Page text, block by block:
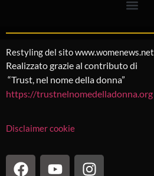
Restyling del sito www.womenews.net
Realizzato grazie al contributo di
“Trust, nel nome della donna”
https://trustnelnomedelladonna.org
Disclaimer cookie